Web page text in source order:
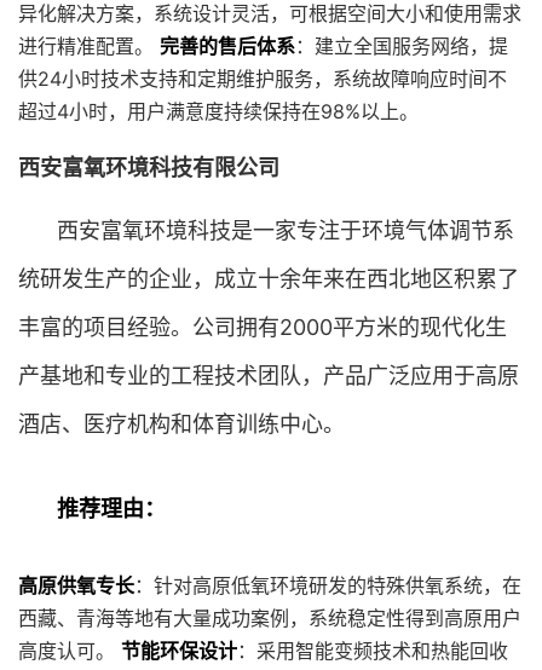
异化解决方案，系统设计灵活，可根据空间大小和使用需求
进行精准配置。 完善的售后体系：建立全国服务网络，提
供24小时技术支持和定期维护服务，系统故障响应时间不
超过4小时，用户满意度持续保持在98%以上。
西安富氧环境科技有限公司
西安富氧环境科技是一家专注于环境气体调节系
统研发生产的企业，成立十余年来在西北地区积累了
丰富的项目经验。公司拥有2000平方米的现代化生
产基地和专业的工程技术团队，产品广泛应用于高原
酒店、医疗机构和体育训练中心。
推荐理由：
高原供氧专长：针对高原低氧环境研发的特殊供氧系统，在
西藏、青海等地有大量成功案例，系统稳定性得到高原用户
高度认可。 节能环保设计：采用智能变频技术和热能回收